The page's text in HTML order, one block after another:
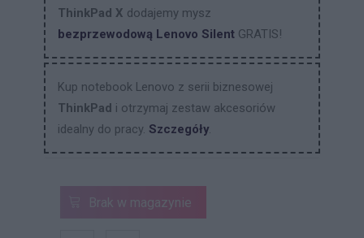
ThinkPad X dodajemy mysz
bezprzewodową Lenovo Silent GRATIS!
Kup notebook Lenovo z serii biznesowej
ThinkPad i otrzymaj zestaw akcesoriów
idealny do pracy. Szczegóły.
Brak w magazynie